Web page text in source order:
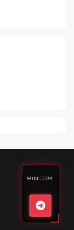
RINCOM